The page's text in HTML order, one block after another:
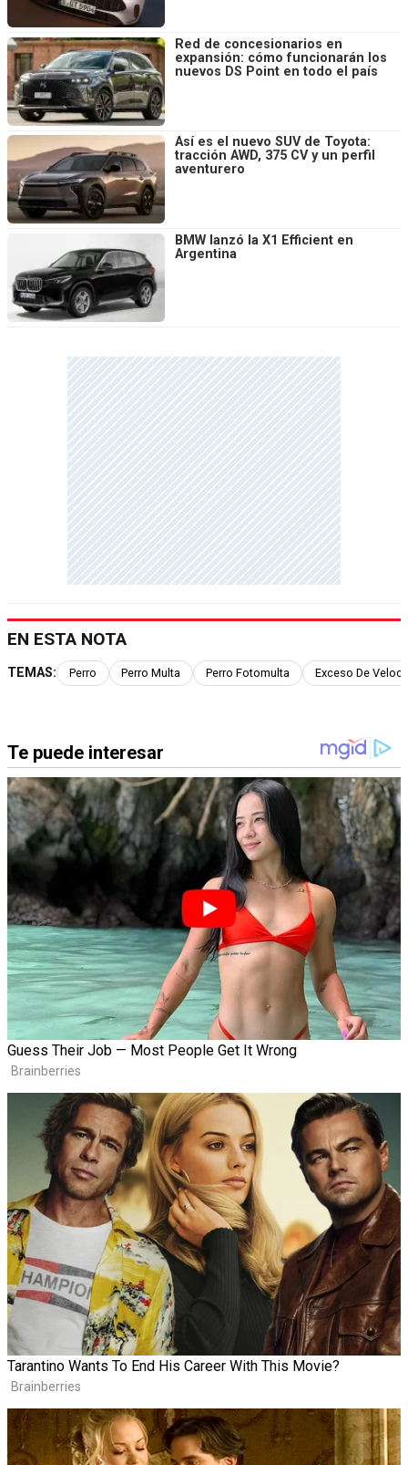
Red de concesionarios en
expansión: cómo funcionarán los
nuevos DS Point en todo el país
Así es el nuevo SUV de Toyota:
tracción AWD, 375 CV y un perfil
aventurero
BMW lanzó la X1 Efficient en
Argentina
EN ESTA NOTA
TEMAS: Perro Perro Multa Perro Fotomulta Exceso De